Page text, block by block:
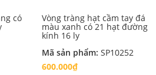
có Vòng tràng hạt cầm tay đá
màu xanh có 21 hạt đường
kính 16 ly
Mã sản phẩm: SP10252
600.000₫